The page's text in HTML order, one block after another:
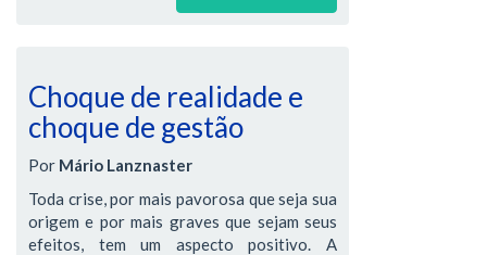
Choque de realidade e
choque de gestão
Por Mário Lanznaster
Toda crise, por mais pavorosa que seja sua
origem e por mais graves que sejam seus
efeitos, tem um aspecto positivo. A